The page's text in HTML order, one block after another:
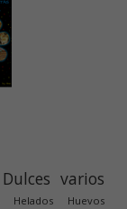
Dulces varios
Helados Huevos